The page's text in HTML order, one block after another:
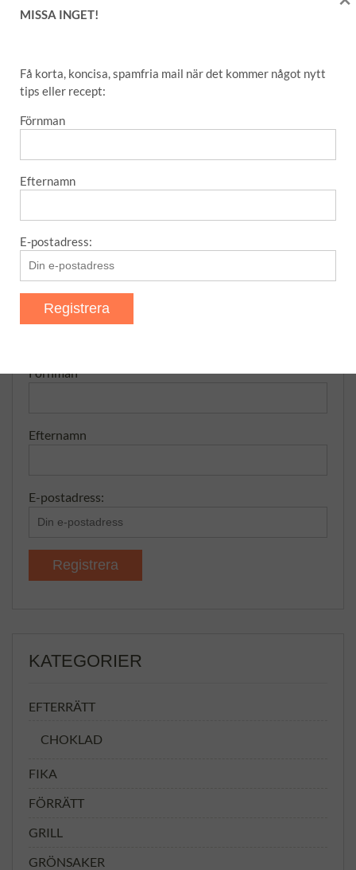
NYHETSBREV – SNABB OCH
Förnman
Efternamn
E-postadress:
KATEGORIER
EFTERRÄTT
CHOKLAD
FIKA
FÖRRÄTT
GRILL
GRÖNSAKER
MISSA INGET!
Få korta, koncisa, spamfria mail när det kommer något nytt
tips eller recept:
Förnman
Efternamn
E-postadress: